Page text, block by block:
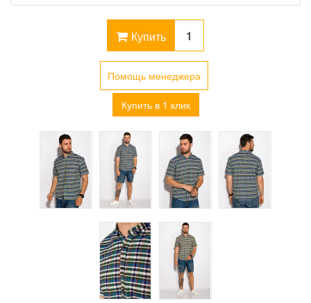
Купить
Помощь менеджера
Купить в 1 клик